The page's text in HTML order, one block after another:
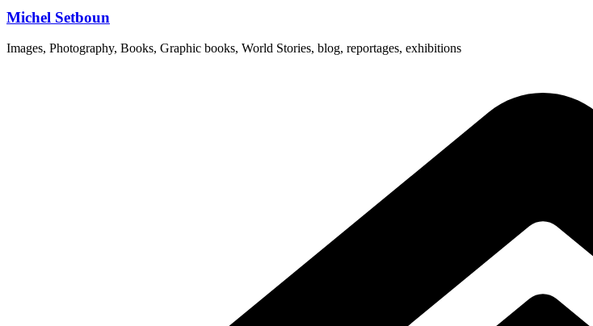
Michel Setboun
Images, Photography, Books, Graphic books, World Stories, blog, reportages, exhibitions